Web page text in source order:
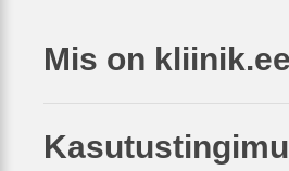
Mis on